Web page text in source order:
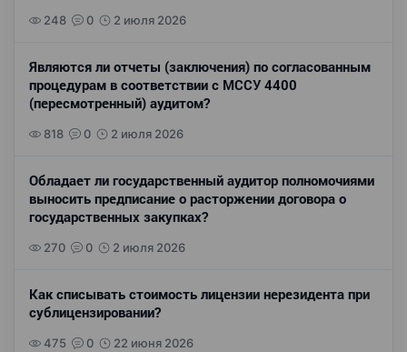
248 0 2 июля 2026
Являются ли отчеты (заключения) по согласованным
процедурам в соответствии с МССУ 4400
(пересмотренный) аудитом?
818 0 2 июля 2026
Обладает ли государственный аудитор полномочиями
выносить предписание о расторжении договора о
государственных закупках?
270 0 2 июля 2026
Как списывать стоимость лицензии нерезидента при
сублицензировании?
475 0 22 июня 2026